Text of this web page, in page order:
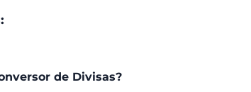
de Divisas?